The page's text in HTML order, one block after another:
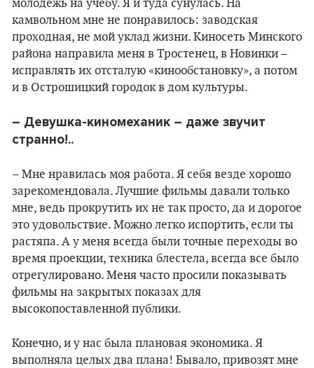
молодежь на учебу. Я и туда сунулась. На
камвольном мне не понравилось: заводская
проходная, не мой уклад жизни. Киносеть Минского
района направила меня в Тростенец, в Новинки –
исправлять их отсталую «кинообстановку», а потом
и в Острошицкий городок в дом культуры.
– Девушка-киномеханик – даже звучит
странно!..
– Мне нравилась моя работа. Я себя везде хорошо
зарекомендовала. Лучшие фильмы давали только
мне, ведь прокрутить их не так просто, да и дорогое
это удовольствие. Можно легко испортить, если ты
растяпа. А у меня всегда были точные переходы во
время проекции, техника блестела, всегда все было
отрегулировано. Меня часто просили показывать
фильмы на закрытых показах для
высокопоставленной публики.
Конечно, и у нас была плановая экономика. Я
выполняла целых два плана! Бывало, привозят мне